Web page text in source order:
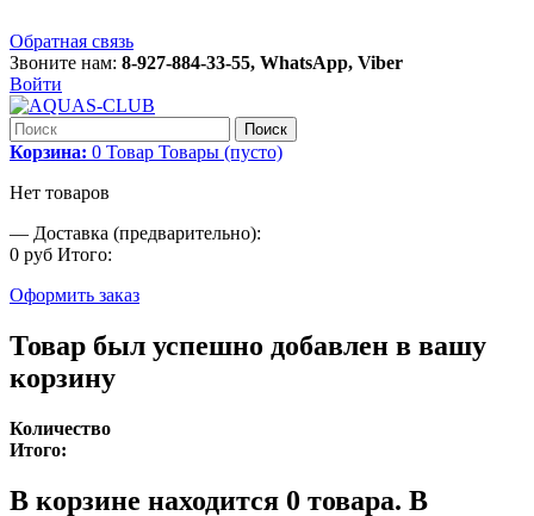
Обратная связь
Звоните нам: 8-927-884-33-55, WhatsApp, Viber
Войти
Поиск
Корзина: 0 Товар Товары (пусто)
Нет товаров
— Доставка (предварительно):
0 руб Итого:
Оформить заказ
Товар был успешно добавлен в вашу
корзину
Количество
Итого:
В корзине находится 0 товара. В